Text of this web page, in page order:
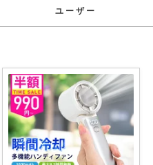
ユーザー